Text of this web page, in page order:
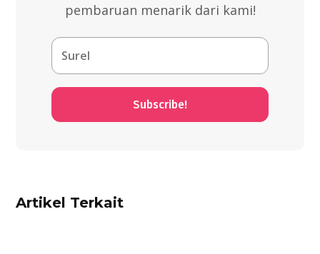
pembaruan menarik dari kami!
Subscribe!
Artikel Terkait